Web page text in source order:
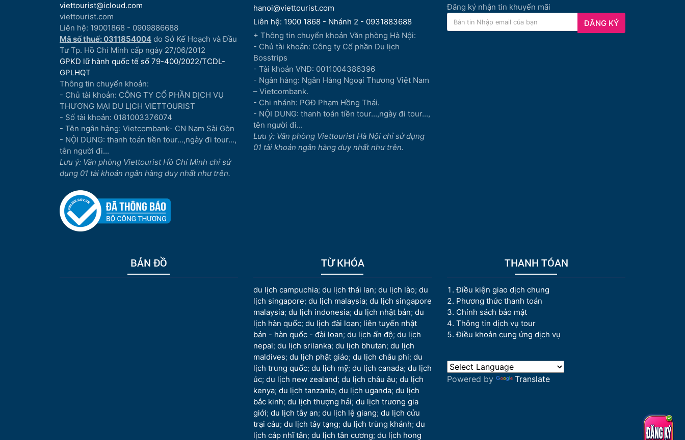
viettourist@icloud.com
viettourist.com
Liên hệ: 19001868 - 0909886688
Mã số thuế: 0311854004 do Sở Kế Hoạch và Đầu
Tư Tp. Hồ Chí Minh cấp ngày 27/06/2012
GPKD lữ hành quốc tế số 79-400/2022/TCDL-
GPLHQT
Thông tin chuyển khoản:
- Chủ tài khoản: CÔNG TY CỔ PHẦN DỊCH VỤ
THƯƠNG MẠI DU LỊCH VIETTOURIST
- Số tài khoản: 0181003376074
- Tên ngân hàng: Vietcombank- CN Nam Sài Gòn
- NỘI DUNG: thanh toán tiền tour...,ngày đi tour...,
tên người đi...
Lưu ý: Văn phòng Viettourist Hồ Chí Minh chỉ sử
dụng 01 tài khoản ngân hàng duy nhất như trên.
hanoi@viettourist.com
Liên hệ: 1900 1868 - Nhánh 2 - 0931883688
+ Thông tin chuyển khoản Văn phòng Hà Nội:
- Chủ tài khoản: Công ty Cổ phần Du lịch
Bosstrips
- Tài khoản VNĐ: 0011004386396
- Ngân hàng: Ngân Hàng Ngoại Thương Việt Nam
– Vietcombank.
- Chi nhánh: PGĐ Phạm Hồng Thái.
- NỘI DUNG: thanh toán tiền tour...,ngày đi tour...,
tên người đi...
Lưu ý: Văn phòng Viettourist Hà Nội chỉ sử dụng
01 tài khoản ngân hàng duy nhất như trên.
Đăng ký nhận tin khuyến mãi
ĐĂNG KÝ
BẢN ĐỒ TỪ KHÓA
du lịch campuchia; du lịch thái lan; du lịch lào; du
lịch singapore; du lịch malaysia; du lịch singapore
malaysia; du lịch indonesia; du lịch nhật bản; du
lịch hàn quốc; du lịch đài loan; liên tuyến nhật
bản - hàn quốc - đài loan; du lịch ấn độ; du lịch
nepal; du lịch srilanka; du lịch bhutan; du lịch
maldives; du lịch phật giáo; du lịch châu phi; du
lịch trung quốc; du lịch mỹ; du lịch canada; du lịch
úc; du lịch new zealand; du lịch châu âu; du lịch
kenya; du lịch tanzania; du lịch uganda; du lịch
bắc kinh; du lịch thượng hải; du lịch trương gia
giới; du lịch tây an; du lịch lệ giang; du lịch cửu
trại câu; du lịch tây tạng; du lịch trùng khánh; du
lịch cáp nhĩ tân; du lịch tân cương; du lịch hong
THANH TÓAN
Điều kiện giao dịch chung
Phương thức thanh toán
Chính sách bảo mật
Thông tin dịch vụ tour
Điều khoản cung ứng dịch vụ
Powered by Translate